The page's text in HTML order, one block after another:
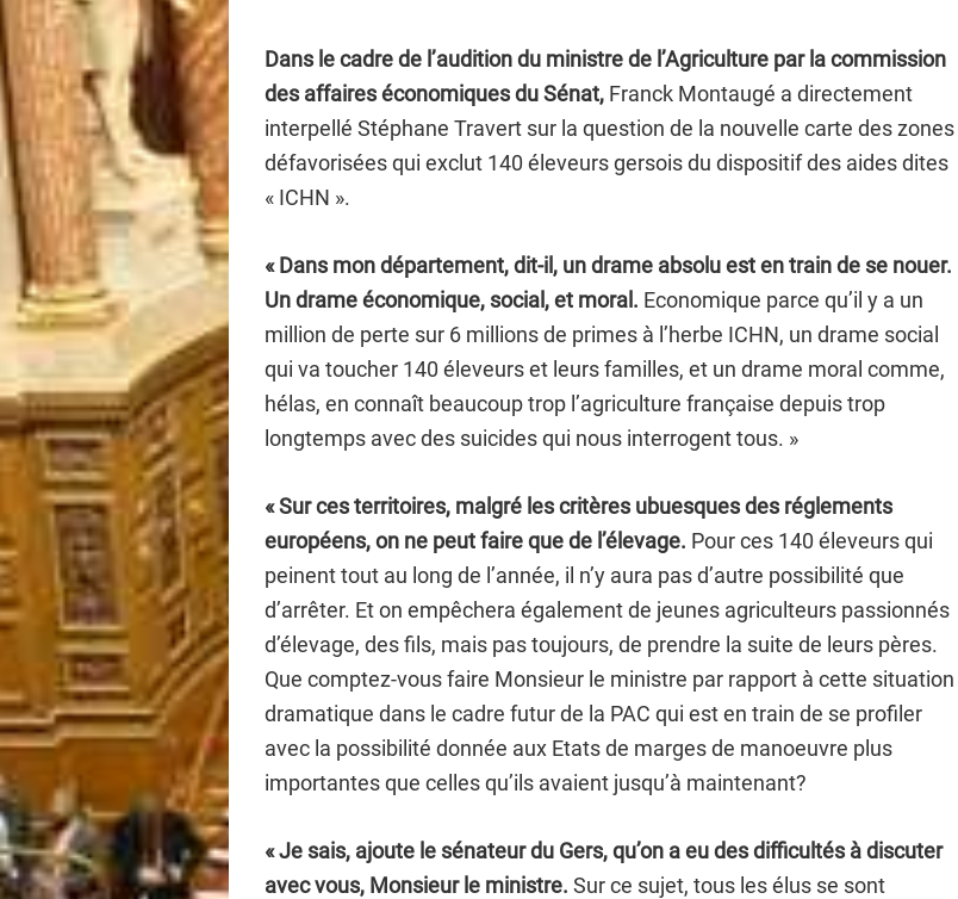
Dans le cadre de l’audition du ministre de l’Agriculture par la commission
des affaires économiques du Sénat, Franck Montaugé a directement
interpellé Stéphane Travert sur la question de la nouvelle carte des zones
défavorisées qui exclut 140 éleveurs gersois du dispositif des aides dites
« ICHN ».
« Dans mon département, dit-il, un drame absolu est en train de se nouer.
Un drame économique, social, et moral. Economique parce qu’il y a un
million de perte sur 6 millions de primes à l’herbe ICHN, un drame social
qui va toucher 140 éleveurs et leurs familles, et un drame moral comme,
hélas, en connaît beaucoup trop l’agriculture française depuis trop
longtemps avec des suicides qui nous interrogent tous. »
« Sur ces territoires, malgré les critères ubuesques des réglements
européens, on ne peut faire que de l’élevage. Pour ces 140 éleveurs qui
peinent tout au long de l’année, il n’y aura pas d’autre possibilité que
d’arrêter. Et on empêchera également de jeunes agriculteurs passionnés
d’élevage, des fils, mais pas toujours, de prendre la suite de leurs pères.
Que comptez-vous faire Monsieur le ministre par rapport à cette situation
dramatique dans le cadre futur de la PAC qui est en train de se profiler
avec la possibilité donnée aux Etats de marges de manoeuvre plus
importantes que celles qu’ils avaient jusqu’à maintenant?
« Je sais, ajoute le sénateur du Gers, qu’on a eu des difficultés à discuter
avec vous, Monsieur le ministre. Sur ce sujet, tous les élus se sont